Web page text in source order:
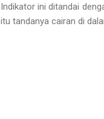
Indikator ini ditandai
itu tandanya cairan di